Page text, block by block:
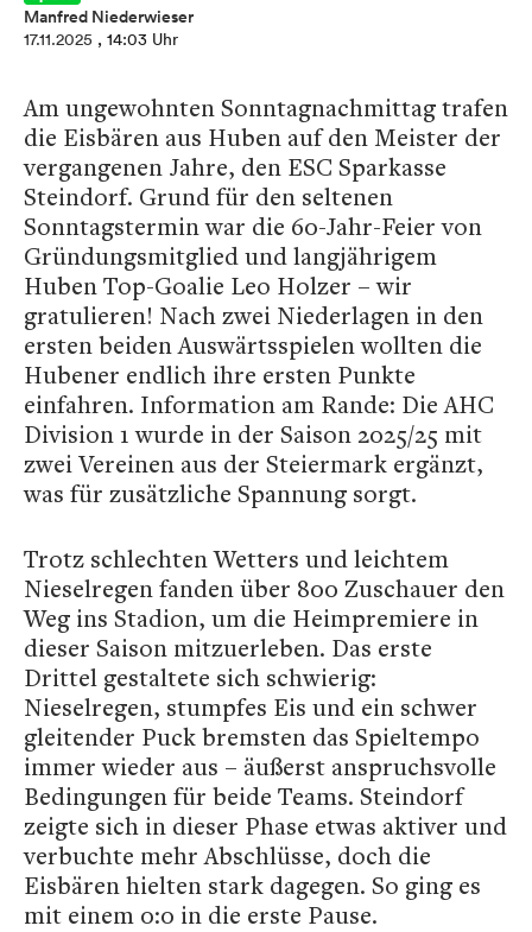
Manfred Niederwieser
17.11.2025 , 14:03 Uhr
Am ungewohnten Sonntagnachmittag trafen
die Eisbären aus Huben auf den Meister der
vergangenen Jahre, den ESC Sparkasse
Steindorf. Grund für den seltenen
Sonntagstermin war die 60-Jahr-Feier von
Gründungsmitglied und langjährigem
Huben Top-Goalie Leo Holzer – wir
gratulieren! Nach zwei Niederlagen in den
ersten beiden Auswärtsspielen wollten die
Hubener endlich ihre ersten Punkte
einfahren. Information am Rande: Die AHC
Division 1 wurde in der Saison 2025/25 mit
zwei Vereinen aus der Steiermark ergänzt,
was für zusätzliche Spannung sorgt.
Trotz schlechten Wetters und leichtem
Nieselregen fanden über 800 Zuschauer den
Weg ins Stadion, um die Heimpremiere in
dieser Saison mitzuerleben. Das erste
Drittel gestaltete sich schwierig:
Nieselregen, stumpfes Eis und ein schwer
gleitender Puck bremsten das Spieltempo
immer wieder aus – äußerst anspruchsvolle
Bedingungen für beide Teams. Steindorf
zeigte sich in dieser Phase etwas aktiver und
verbuchte mehr Abschlüsse, doch die
Eisbären hielten stark dagegen. So ging es
mit einem 0:0 in die erste Pause.